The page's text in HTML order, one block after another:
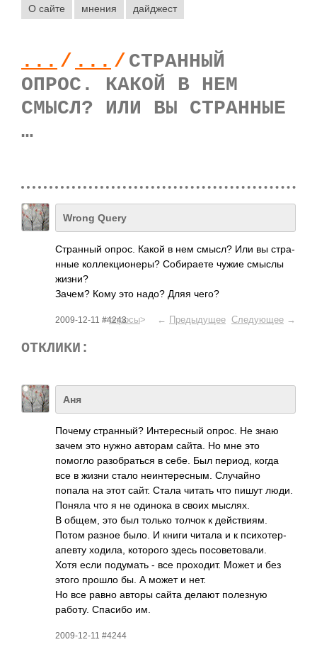
О сайте мнения дайджест
... / ... / СТРАННЫЙ
ОПРОС. КАКОЙ В НЕМ
СМЫСЛ? ИЛИ ВЫ СТРАННЫЕ
…
Wrong Query
Стра­нный опрос. Какой в нем смысл? Или вы стра­
нные колл­екци­онеры? Соби­раете чужие смыслы
жизни?
Зачем? Кому это надо? Дляя чего?
2009-12-11 #4243
<опросы> ← Предыдущее Следующее →
ОТКЛИКИ:
Аня
Почему стра­нный? Инте­ресный опрос. Не знаю
зачем это нужно авторам сайта. Но мне это
помогло разо­брат­ься в себе. Был период, когда
все в жизни стало неин­тере­сным. Случ­айно
попала на этот сайт. Стала читать что пишут люди.
Поняла что я не одинока в своих мыслях.
В общем, это был только толчок к дейс­твиям.
Потом разное было. И книги читала и к псих­отер­
апевту ходила, кото­рого здесь посо­вето­вали.
Хотя если поду­мать - все прох­одит. Может и без
этого прошло бы. А может и нет.
Но все равно авторы сайта делают поле­зную
работу. Спасибо им.
2009-12-11 #4244